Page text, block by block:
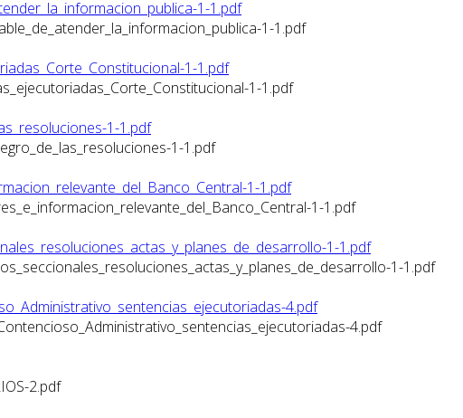
1-1.pdf
1-1.pdf
1-1.pdf
1-1.pdf
1-1.pdf
1-1.pdf
1-1.pdf
1-1.pdf
1-1.pdf
1-1.pdf
4.pdf
4.pdf
2.pdf